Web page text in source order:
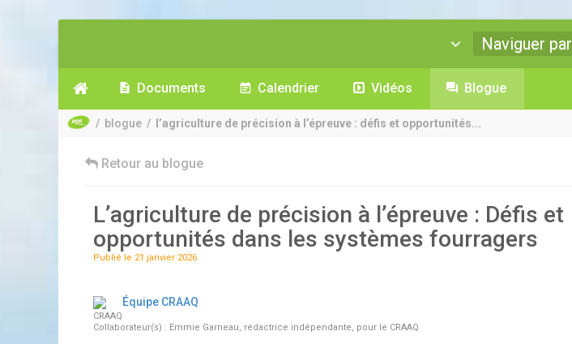
Naviguer
Documents Calendrier Vidéos Blogue
/ blogue / l’agriculture de précision à l’épreuve : défis et opportunités...
Retour au blogue
L’agriculture de précision à l’épreuve : Défis et
opportunités dans les systèmes fourragers
Publié le 21 janvier 2026
Équipe CRAAQ
CRAAQ
Collaborateur(s) : Emmie Garneau, rédactrice indépendante, pour le CRAAQ